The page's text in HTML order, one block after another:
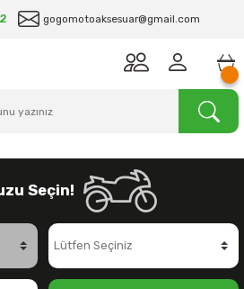
gogomotoaksesuar@gmail.com
Seçin!